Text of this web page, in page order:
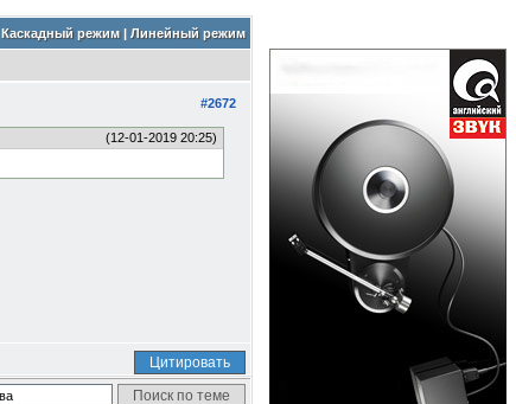
Каскадный режим| Линейный режим
#2672
(12-01-2019 20:25)
Цитировать